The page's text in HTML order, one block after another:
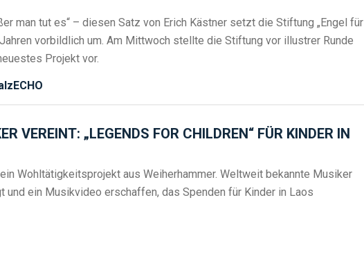
man tut es“ – diesen Satz von Erich Kästner setzt die Stiftung „Engel für
vorbildlich um. Am Mittwoch stellte die Stiftung vor illustrer Runde
Projekt vor.
VEREINT: „LEGENDS FOR CHILDREN“ FÜR KINDER IN
Wohltätigkeitsprojekt aus Weiherhammer. Weltweit bekannte Musiker
und ein Musikvideo erschaffen, das Spenden für Kinder in Laos